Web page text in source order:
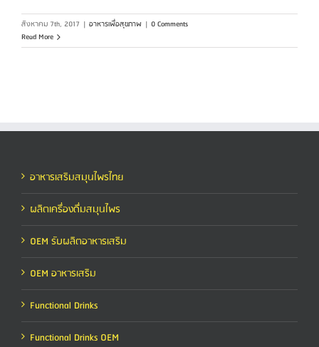
สิงหาคม 7th, 2017 | อาหารเพื่อสุขภาพ | 0 Comments
Read More
อาหารเสริมสมุนไพรไทย
ผลิตเครื่องดื่มสมุนไพร
OEM รับผลิตอาหารเสริม
OEM อาหารเสริม
Functional Drinks
Functional Drinks OEM